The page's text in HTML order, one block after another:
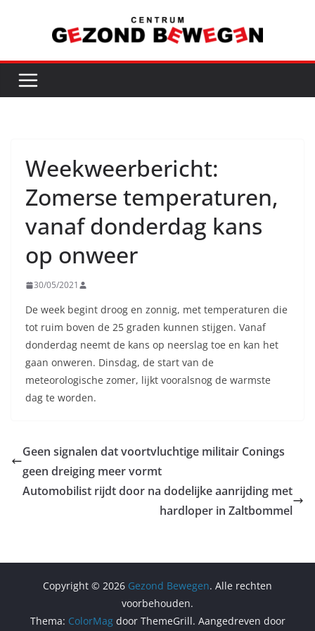
inhoud
Weekweerbericht:
Zomerse temperaturen,
vanaf donderdag kans
op onweer
30/05/2021
De week begint droog en zonnig, met temperaturen die
tot ruim boven de 25 graden kunnen stijgen. Vanaf
donderdag neemt de kans op neerslag toe en kan het
gaan onweren. Dinsdag, de start van de
meteorologische zomer, lijkt vooralsnog de warmste
dag te worden.
Geen signalen dat voortvluchtige militair Conings
geen dreiging meer vormt
Automobilist rijdt door na dodelijke aanrijding met
hardloper in Zaltbommel
Copyright © 2026 Gezond Bewegen. Alle rechten
voorbehouden.
Thema: ColorMagdoor ThemeGrill. Aangedreven door